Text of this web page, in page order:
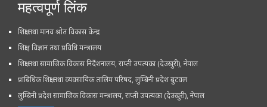
महत्वपूर्ण लिंक
शिक्षा तथा मानव श्रोत विकास केन्द्र
शिक्षा , विज्ञान तथा प्रविधि मन्त्रालय
शिक्षा तथा सामाजिक विकास निर्देशनालय, राप्ती उपत्यका (देउखुरी), नेपाल
प्राबिधिक शिक्षा तथा व्यवसायिक तालिम परिषद, लुम्बिनी प्रदेश बुटवल
लुम्बिनी प्रदेश सामाजिक विकास मन्त्रालय, राप्ती उपत्यका (देउखुरी), नेपाल